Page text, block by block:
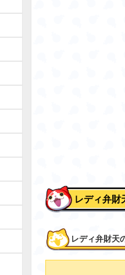
レディ弁財
レディ弁財天